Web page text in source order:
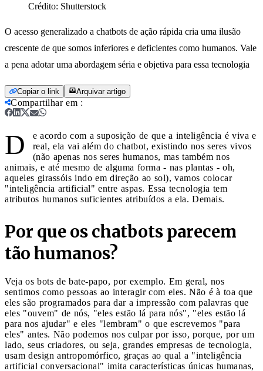
Crédito: Shutterstock
O acesso generalizado a chatbots de ação rápida cria uma ilusão
crescente de que somos inferiores e deficientes como humanos. Vale
a pena adotar uma abordagem séria e objetiva para essa tecnologia
Copiar o link Arquivar artigo
Compartilhar em :
D
e acordo com a suposição de que a inteligência é viva e
real, ela vai além do chatbot, existindo nos seres vivos
(não apenas nos seres humanos, mas também nos
animais, e até mesmo de alguma forma - nas plantas - oh,
aqueles girassóis indo em direção ao sol), vamos colocar
"inteligência artificial" entre aspas. Essa tecnologia tem
atributos humanos suficientes atribuídos a ela. Demais.
Por que os chatbots parecem
tão humanos?
Veja os bots de bate-papo, por exemplo. Em geral, nos
sentimos como pessoas ao interagir com eles. Não é à toa que
eles são programados para dar a impressão com palavras que
eles "ouvem" de nós, "eles estão lá para nós", "eles estão lá
para nos ajudar" e eles "lembram" o que escrevemos "para
eles" antes. Não podemos nos culpar por isso, porque, por um
lado, seus criadores, ou seja, grandes empresas de tecnologia,
usam design antropomórfico, graças ao qual a "inteligência
artificial conversacional" imita características únicas humanas,